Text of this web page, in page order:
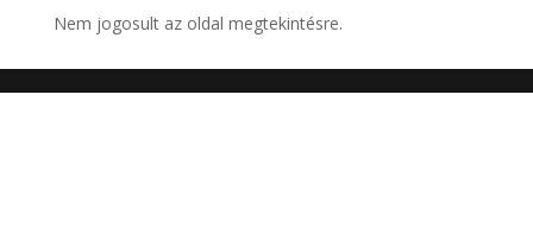
Nem jogosult az oldal megtekintésre.